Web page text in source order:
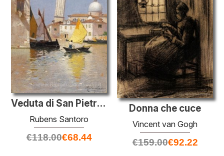
Veduta di San Pietro di Castello, Venezia
Rubens Santoro
€118.00€68.44
Donna che cuce
Vincent van Gogh
€159.00€92.22